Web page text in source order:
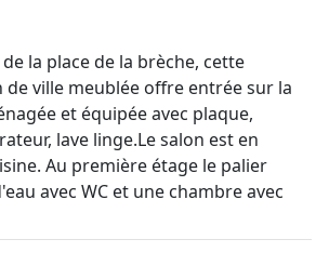
la place de la brèche, cette
ville meublée offre entrée sur la
et équipée avec plaque,
lave linge.Le salon est en
Au première étage le palier
avec WC et une chambre avec